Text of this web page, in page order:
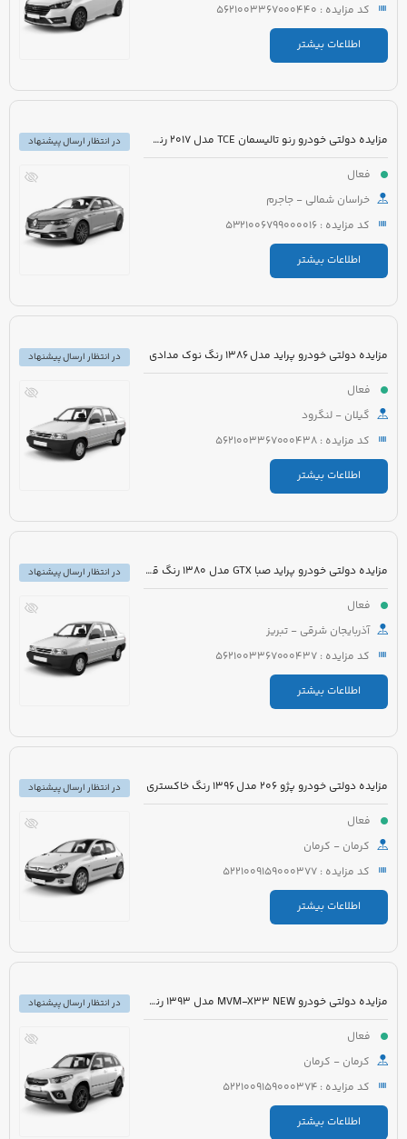
کد مزایده : 5621003367000440
اطلاعات بیشتر
مزایده دولتی خودرو رنو تالیسمان TCE مدل 2017 رنگ مشکی متالیک
فعال
خراسان شمالی - جاجرم
کد مزایده : 5321006799000016
اطلاعات بیشتر
در انتظار ارسال پیشنهاد
مزایده دولتی خودرو پراید مدل 1386 رنگ نوک مدادی
فعال
گیلان - لنگرود
کد مزایده : 5621003367000438
اطلاعات بیشتر
در انتظار ارسال پیشنهاد
مزایده دولتی خودرو پراید صبا GTX مدل 1380 رنگ قرمز
فعال
آذربایجان شرقی - تبریز
کد مزایده : 5621003367000437
اطلاعات بیشتر
در انتظار ارسال پیشنهاد
مزایده دولتی خودرو پژو 206 مدل 1396 رنگ خاکستری
فعال
کرمان - کرمان
کد مزایده : 5221009159000377
اطلاعات بیشتر
در انتظار ارسال پیشنهاد
مزایده دولتی خودرو MVM-X33 NEW مدل 1393 رنگ سفید
فعال
کرمان - کرمان
کد مزایده : 5221009159000374
اطلاعات بیشتر
در انتظار ارسال پیشنهاد